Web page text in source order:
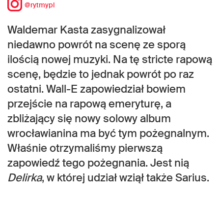
@rytmypl
Waldemar Kasta zasygnalizował
niedawno powrót na scenę ze sporą
ilością nowej muzyki. Na tę stricte rapową
scenę, będzie to jednak powrót po raz
ostatni. Wall-E zapowiedział bowiem
przejście na rapową emeryturę, a
zbliżający się nowy solowy album
wrocławianina ma być tym pożegnalnym.
Właśnie otrzymaliśmy pierwszą
zapowiedź tego pożegnania. Jest nią
Delirka, w której udział wziął także Sarius.